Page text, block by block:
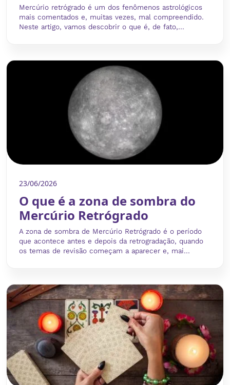
Mercúrio retrógrado é um dos fenômenos astrológicos
mais comentados e, muitas vezes, mal compreendido.
Neste artigo, vamos descobrir o que é, de fato,...
23/06/2026
O que é a zona de sombra do
Mercúrio Retrógrado
A zona de sombra de Mercúrio Retrógrado é o período
que acontece antes e depois da retrogradação, quando
os temas de revisão começam a aparecer e, mai...